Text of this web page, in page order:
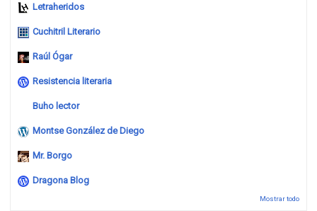
Letraheridos
Cuchitril Literario
Raúl Ógar
Resistencia literaria
Buho lector
Montse González de Diego
Mr. Borgo
Dragona Blog
Mostrar todo